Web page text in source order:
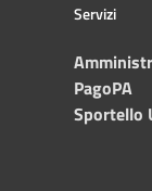
Servizi
PagoPA
Sportello